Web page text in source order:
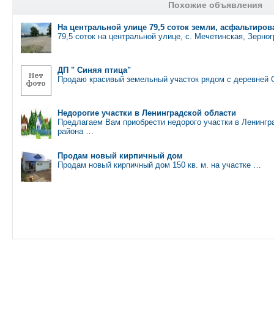
Похожие объявления
На центральной улице 79,5 соток земли,
79,5 соток на центральной улице, с. Мечетинская,
ДП " Синяя птица"
Продаю красивый земельный участок рядом с
Недорогие участки в Ленинградской области
Предлагаем Вам приобрести недорого участки в
района …
Продам новый кирпичный дом
Продам новый кирпичный дом 150 кв. м. на участке …